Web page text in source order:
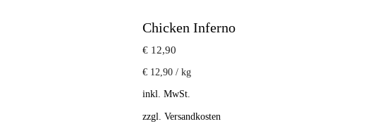
Chicken Inferno
€12,90
€12,90/ kg
inkl. MwSt.
zzgl. Versandkosten